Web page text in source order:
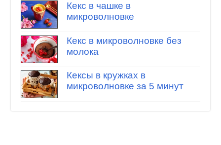
Кекс в чашке в
микроволновке
Кекс в микроволновке без
молока
Кексы в кружках в
микроволновке за 5 минут